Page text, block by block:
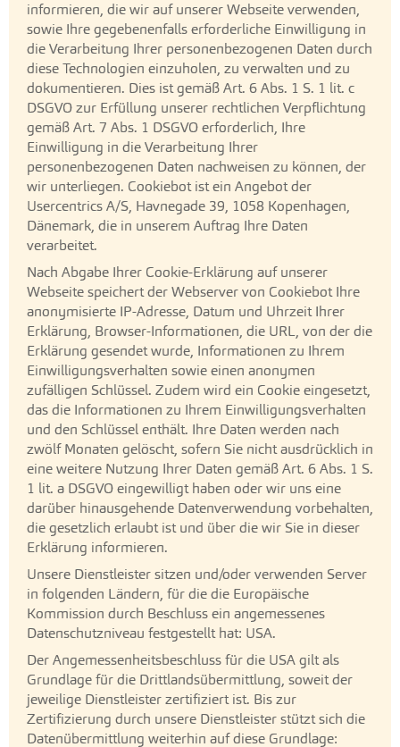
informieren, die wir auf unserer Webseite verwenden,
sowie Ihre gegebenenfalls erforderliche Einwilligung in
die Verarbeitung Ihrer personenbezogenen Daten durch
diese Technologien einzuholen, zu verwalten und zu
dokumentieren. Dies ist gemäß Art. 6 Abs. 1 S. 1 lit. c
DSGVO zur Erfüllung unserer rechtlichen Verpflichtung
gemäß Art. 7 Abs. 1 DSGVO erforderlich, Ihre
Einwilligung in die Verarbeitung Ihrer
personenbezogenen Daten nachweisen zu können, der
wir unterliegen. Cookiebot ist ein Angebot der
Usercentrics A/S, Havnegade 39, 1058 Kopenhagen,
Dänemark, die in unserem Auftrag Ihre Daten
verarbeitet.
Nach Abgabe Ihrer Cookie-Erklärung auf unserer
Webseite speichert der Webserver von Cookiebot Ihre
anonymisierte IP-Adresse, Datum und Uhrzeit Ihrer
Erklärung, Browser-Informationen, die URL, von der die
Erklärung gesendet wurde, Informationen zu Ihrem
Einwilligungsverhalten sowie einen anonymen
zufälligen Schlüssel. Zudem wird ein Cookie eingesetzt,
das die Informationen zu Ihrem Einwilligungsverhalten
und den Schlüssel enthält. Ihre Daten werden nach
zwölf Monaten gelöscht, sofern Sie nicht ausdrücklich in
eine weitere Nutzung Ihrer Daten gemäß Art. 6 Abs. 1 S.
1 lit. a DSGVO eingewilligt haben oder wir uns eine
darüber hinausgehende Datenverwendung vorbehalten,
die gesetzlich erlaubt ist und über die wir Sie in dieser
Erklärung informieren.
Unsere Dienstleister sitzen und/oder verwenden Server
in folgenden Ländern, für die die Europäische
Kommission durch Beschluss ein angemessenes
Datenschutzniveau festgestellt hat: USA.
Der Angemessenheitsbeschluss für die USA gilt als
Grundlage für die Drittlandsübermittlung, soweit der
jeweilige Dienstleister zertifiziert ist. Bis zur
Zertifizierung durch unsere Dienstleister stützt sich die
Datenübermittlung weiterhin auf diese Grundlage: